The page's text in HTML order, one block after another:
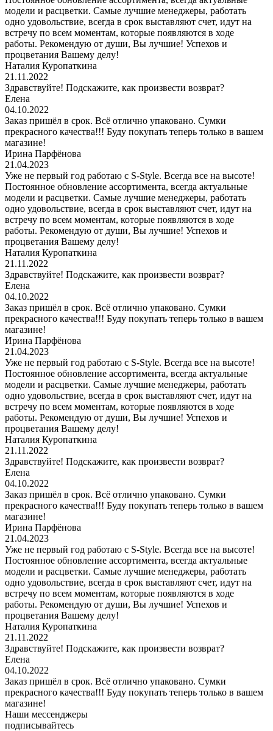
модели и расцветки. Самые лучшие менеджеры, работать
одно удовольствие, всегда в срок выставляют счет, идут на
встречу по всем моментам, которые появляются в ходе
работы. Рекомендую от души, Вы лучшие! Успехов и
процветания Вашему делу!
Наталия Куропаткина
21.11.2022
Здравствуйте! Подскажите, как произвести возврат?
Елена
04.10.2022
Заказ пришёл в срок. Всё отлично упаковано. Сумки
прекрасного качества!!! Буду покупать теперь только в вашем
магазине!
Ирина Парфёнова
21.04.2023
Уже не первый год работаю с S-Style. Всегда все на высоте!
Постоянное обновление ассортимента, всегда актуальные
модели и расцветки. Самые лучшие менеджеры, работать
одно удовольствие, всегда в срок выставляют счет, идут на
встречу по всем моментам, которые появляются в ходе
работы. Рекомендую от души, Вы лучшие! Успехов и
процветания Вашему делу!
Наталия Куропаткина
21.11.2022
Здравствуйте! Подскажите, как произвести возврат?
Елена
04.10.2022
Заказ пришёл в срок. Всё отлично упаковано. Сумки
прекрасного качества!!! Буду покупать теперь только в вашем
магазине!
Ирина Парфёнова
21.04.2023
Уже не первый год работаю с S-Style. Всегда все на высоте!
Постоянное обновление ассортимента, всегда актуальные
модели и расцветки. Самые лучшие менеджеры, работать
одно удовольствие, всегда в срок выставляют счет, идут на
встречу по всем моментам, которые появляются в ходе
работы. Рекомендую от души, Вы лучшие! Успехов и
процветания Вашему делу!
Наталия Куропаткина
21.11.2022
Здравствуйте! Подскажите, как произвести возврат?
Елена
04.10.2022
Заказ пришёл в срок. Всё отлично упаковано. Сумки
прекрасного качества!!! Буду покупать теперь только в вашем
магазине!
Ирина Парфёнова
21.04.2023
Уже не первый год работаю с S-Style. Всегда все на высоте!
Постоянное обновление ассортимента, всегда актуальные
модели и расцветки. Самые лучшие менеджеры, работать
одно удовольствие, всегда в срок выставляют счет, идут на
встречу по всем моментам, которые появляются в ходе
работы. Рекомендую от души, Вы лучшие! Успехов и
процветания Вашему делу!
Наталия Куропаткина
21.11.2022
Здравствуйте! Подскажите, как произвести возврат?
Елена
04.10.2022
Заказ пришёл в срок. Всё отлично упаковано. Сумки
прекрасного качества!!! Буду покупать теперь только в вашем
магазине!
Наши мессенджеры
подписывайтесь